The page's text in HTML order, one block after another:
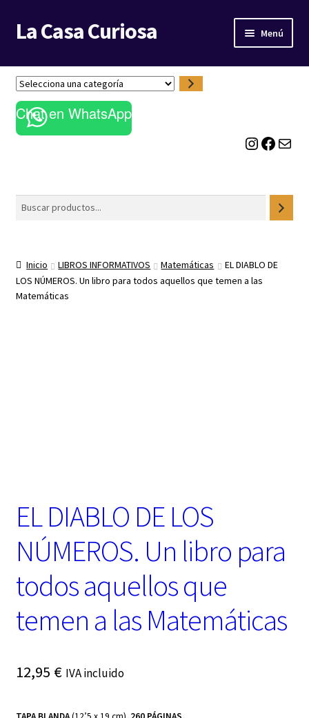
Ir
a
navegación
Ir
al
La Casa Curiosa Menú
LIBRERÍA
BLOG
S
e
l
e
a
c
a
Chat en WhatsApp
Instagram Facebook Correo electrónico
Buscar
Inicio LIBROS INFORMATIVOS Matemáticas
EL DIABLO DE
LOS NÚMEROS. Un libro para todos aquellos que temen a las
Matemáticas
EL DIABLO DE LOS
NÚMEROS. Un libro para
todos aquellos que
temen a las Matemáticas
12,95 € IVA incluido